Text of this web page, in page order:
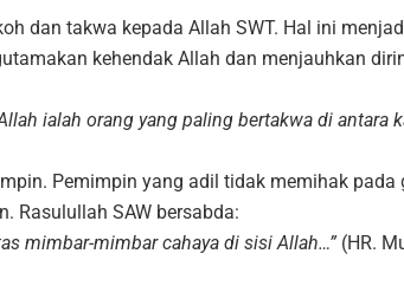
dan takwa kepada Allah SWT. Hal ini
kehendak Allah dan menjauhkan
ialah orang yang paling bertakwa di antara
Pemimpin yang adil tidak memihak pada
Rasulullah SAW bersabda:
mimbar-mimbar cahaya di sisi Allah…” (HR.